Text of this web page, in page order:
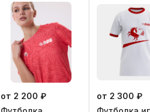
от 2 200 ₽
от 2 300 ₽